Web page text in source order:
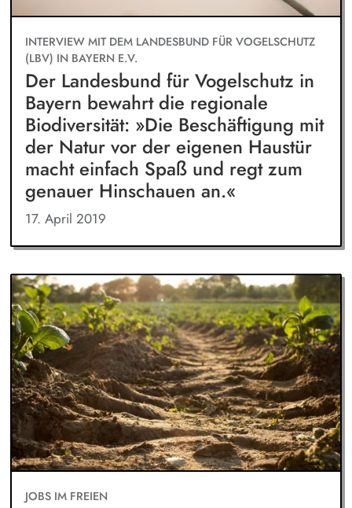
INTERVIEW MIT DEM LANDESBUND FÜR VOGELSCHUTZ
(LBV) IN BAYERN E.V.
Der Landesbund für Vogelschutz in
Bayern bewahrt die regionale
Biodiversität: »Die Beschäftigung mit
der Natur vor der eigenen Haustür
macht einfach Spaß und regt zum
genauer Hinschauen an.«
17. April 2019
JOBS IM FREIEN